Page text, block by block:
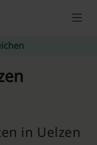
in Uelzen